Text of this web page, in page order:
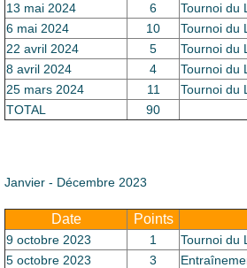
13 mai 2024
6
Tournoi du
6 mai 2024
10
Tournoi du
22 avril 2024
5
Tournoi du
8 avril 2024
4
Tournoi du
25 mars 2024
11
Tournoi du
TOTAL
90
Janvier - Décembre 2023
Date Points
9 octobre 2023 1
Tournoi du
5 octobre 2023
3